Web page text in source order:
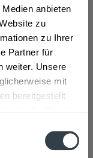
anbieten
zu
zu Ihrer
Partner für
weiter. Unsere
mit
bereitgestellt
Tequila
x 0,33l
Liter(4,70 € * / 1 Liter)
* +3,42 € Pfand